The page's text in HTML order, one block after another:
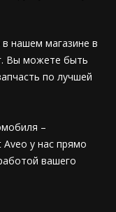
нашем магазине в
Вы можете быть
по лучшей
–
у нас прямо
вашего